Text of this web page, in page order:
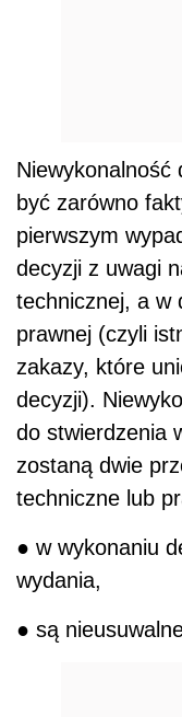
Niewykonalność
być zarówno
pierwszym
decyzji z uwagi
technicznej, a w
prawnej (czyli
zakazy, które
decyzji).
do stwierdzenia
zostaną dwie
techniczne lub
● w wykonaniu
wydania,
● są